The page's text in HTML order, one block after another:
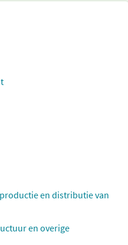
en distributie van
en overige